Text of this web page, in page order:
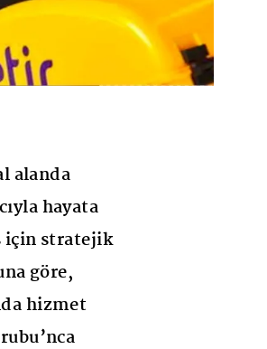
alanda
hayata
için stratejik
göre,
hizmet